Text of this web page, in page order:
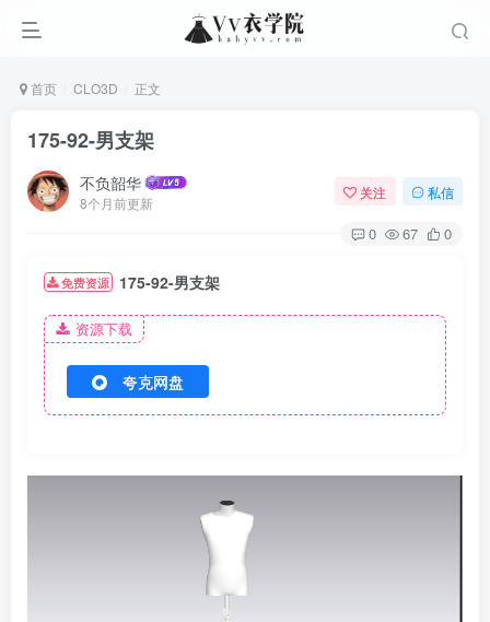
首页 CLO3D 正文
175-92-男支架
不负韶华
8个月前更新
关注 私信
0 67 0
免费资源 175-92-男支架
资源下载
夸克网盘